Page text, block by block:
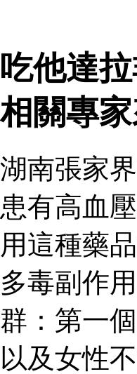
吃他達
相關專
湖南張家
患有高血
用這種藥
多毒副作
群：第一
以及女性